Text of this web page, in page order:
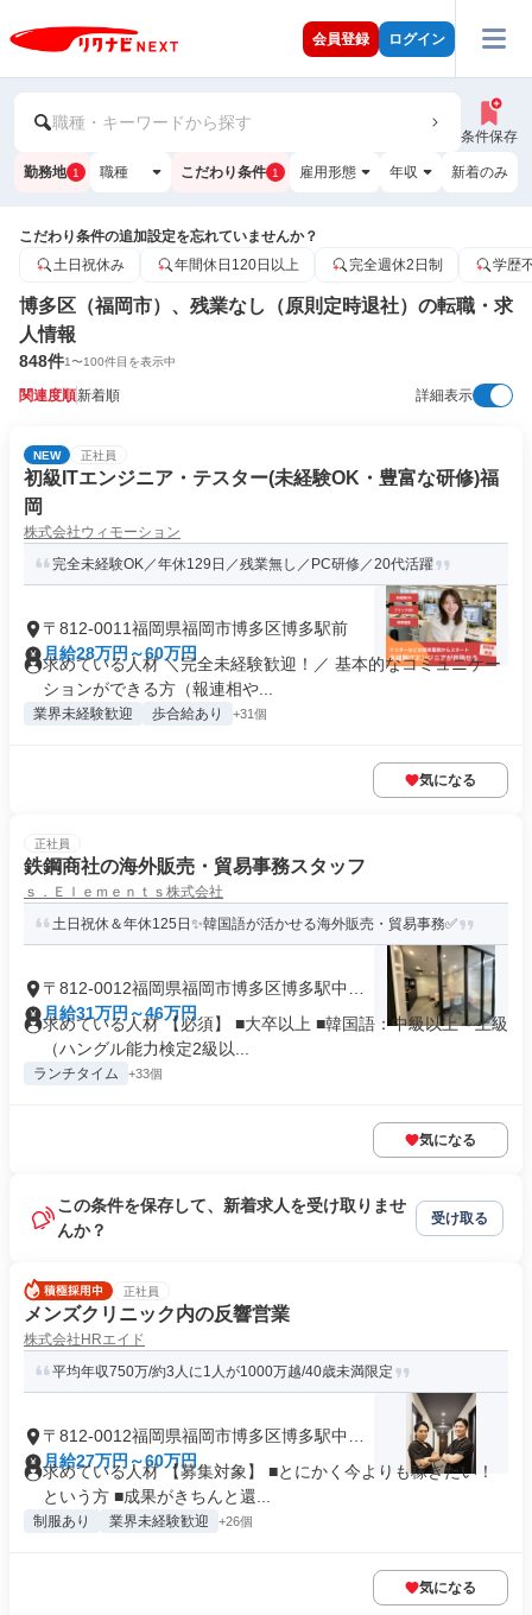
会員登録 ログイン
職種・キーワードから探す
条件保存
勤務地 1 職種 こだわり条件 1 雇用形態 年収 新着のみ
こだわり条件の追加設定を忘れていませんか？
土日祝休み
年間休日120日以上 完全週休2日制 学歴
博多区（福岡市）、残業なし（原則定時退社）の転職・求
人情報
848件1〜100件目を表示中
関連度順新着順 詳細表示
NEW 正社員
初級ITエンジニア・テスター(未経験OK・豊富な研修)福
岡
株式会社ウィモーション
完全未経験OK／年休129日／残業無し／PC研修／20代活躍
〒812-0011福岡県福岡市博多区博多駅前
月給28万円～60万円
求めている人材 ＼完全未経験歓迎！／ 基本的なコミュニケー
ションができる方（報連相や...
業界未経験歓迎 歩合給あり +31個
気になる
正社員
鉄鋼商社の海外販売・貿易事務スタッフ
ｓ．Ｅｌｅｍｅｎｔｓ株式会社
土日祝休＆年休125日✨韓国語が活かせる海外販売・貿易事務✅
〒812-0012福岡県福岡市博多区博多駅中央
街
月給31万円～46万円
求めている人材 【必須】 ■大卒以上 ■韓国語：中級以上～上級
（ハングル能力検定2級以...
ランチタイム +33個
気になる
この条件を保存して、新着求人を受け取りませ
んか？
受け取る
正社員
メンズクリニック内の反響営業
株式会社HRエイド
平均年収750万/約3人に1人が1000万越/40歳未満限定
〒812-0012福岡県福岡市博多区博多駅中央
街
月給27万円～60万円
求めている人材 【募集対象】 ■とにかく今よりも稼ぎたい！
という方 ■成果がきちんと還...
制服あり 業界未経験歓迎 +26個
気になる